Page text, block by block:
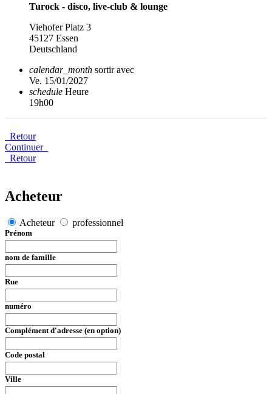
Turock - disco, live-club & lounge
Viehofer Platz 3
45127 Essen
Deutschland
calendar_month sortir avec
Ve. 15/01/2027
schedule Heure
19h00
Retour
Continuer
Retour
Acheteur
Acheteur professionnel
Prénom
nom de famille
Rue
numéro
Complément d'adresse (en option)
Code postal
Ville